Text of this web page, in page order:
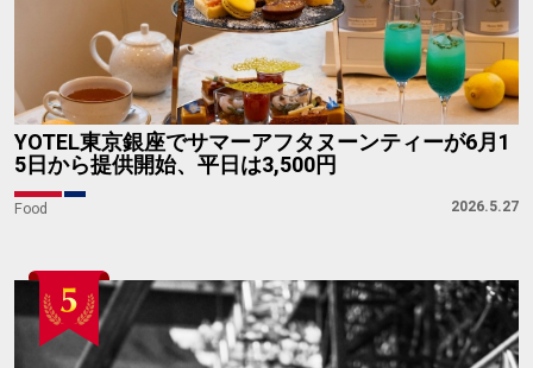
YOTEL東京銀座でサマーアフタヌーンティーが6月1
5日から提供開始、平日は3,500円
Food 2026.5.27